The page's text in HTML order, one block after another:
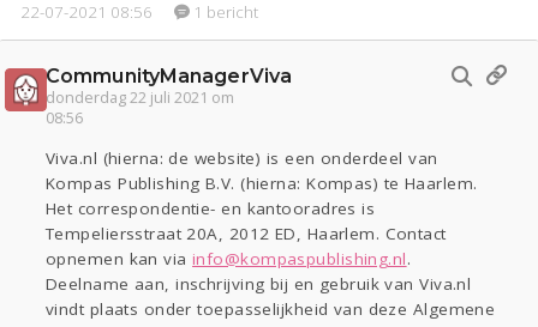
Relaties Werk & Studie
Seks
Gezondheid
Coronavirus
Kinderen
Digi Eten
Mode & Beauty
Zwanger
Psyche Thuis
Sport
Contact Viva zoekt
Aangeboden
Gevraagd
Horen Doen
Lezen
22-07-2021 08:56 1 bericht
CommunityManagerViva
donderdag 22 juli 2021 om
08:56
Viva.nl (hierna: de website) is een onderdeel van
Kompas Publishing B.V. (hierna: Kompas) te Haarlem.
Het correspondentie- en kantooradres is
Tempeliersstraat 20A, 2012 ED, Haarlem. Contact
opnemen kan viainfo@kompaspublishing.nl.
Deelname aan, inschrijving bij en gebruik van Viva.nl
vindt plaats onder toepasselijkheid van deze Algemene